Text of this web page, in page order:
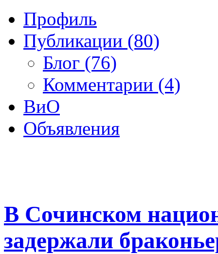
Профиль
Публикации (80)
Блог (76)
Комментарии (4)
ВиО
Объявления
В Сочинском
задержали